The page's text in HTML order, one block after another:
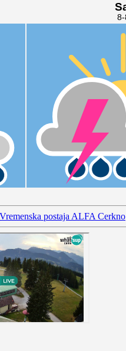
Vremenska postaja ALFA Cerkno